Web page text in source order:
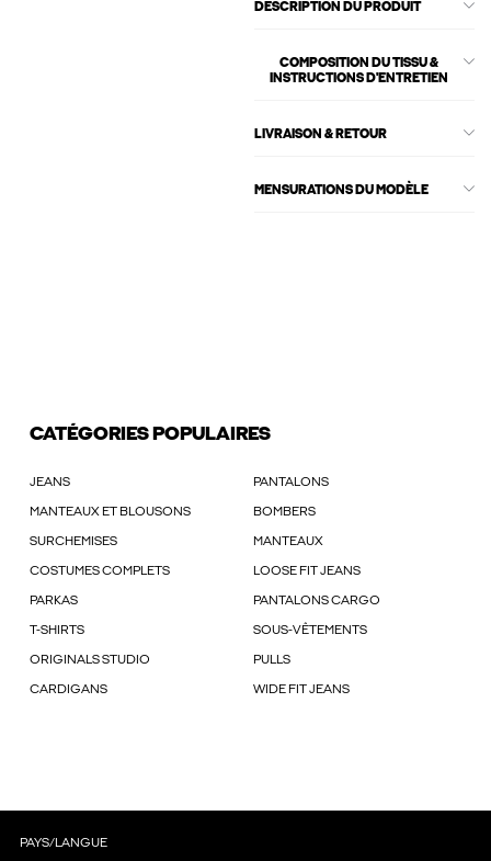
DESCRIPTION DU PRODUIT
COMPOSITION DU TISSU &
INSTRUCTIONS D'ENTRETIEN
LIVRAISON & RETOUR
MENSURATIONS DU MODÈLE
CATÉGORIES POPULAIRES
JEANS PANTALONS
MANTEAUX ET BLOUSONS BOMBERS
SURCHEMISES MANTEAUX
COSTUMES COMPLETS LOOSE FIT JEANS
PARKAS PANTALONS CARGO
T-SHIRTS SOUS-VÊTEMENTS
ORIGINALS STUDIO PULLS
CARDIGANS WIDE FIT JEANS
PAYS/LANGUE